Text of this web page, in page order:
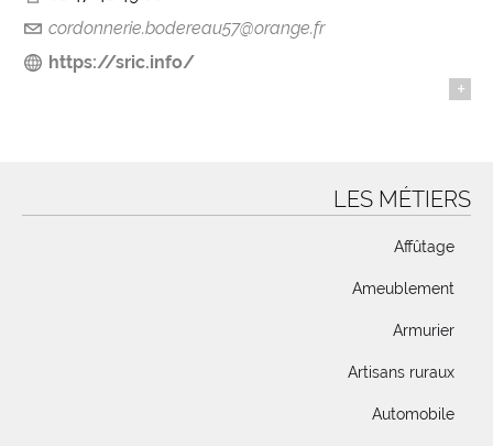
cordonnerie.bodereau57@orange.fr
https://sric.info/
+
LES MÉTIERS
Affûtage
Ameublement
Armurier
Artisans ruraux
Automobile